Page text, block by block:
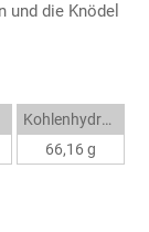
und die Knödel
Kohlenhydrate
66,16 g